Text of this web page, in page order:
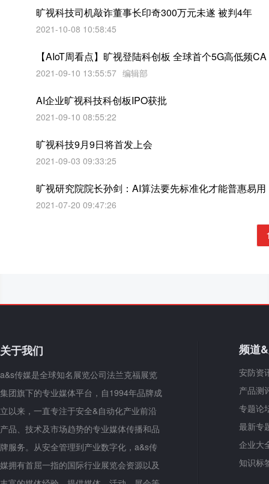
旷视科技司机敲诈董事长印奇300万元未遂 被判4年
2021-10-08 10:58:45
【AIoT周看点】旷视登陆科创板 全球首个5G高低频CA
2021-09-10 13:55:57 编辑部
AI企业旷视科技科创板IPO获批
2021-09-10 08:55:22
旷视科技9月9日将首发上会
2021-09-03 09:33:25
旷视研究院院长孙剑：AI算法要先标准化才能普惠易用
2021-07-20 09:47:26
关于我们
a&s传媒是全球知名展览公司法兰克福展览
集团旗下的专业媒体平台，自1994年品牌成
立以来，一直专注于安全&自动化产业前沿
产品、技术及市场趋势的专业媒体传播和品
牌服务。从安全管理到产业数字化，a&s传
媒拥有首屈一指的国际行业展览会资源以及
频道
安防资
产品测
专题论
最新专
企业大
知识标